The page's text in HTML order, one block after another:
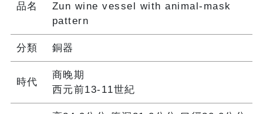
品名
Zun wine vessel with animal-mask
pattern
分類 銅器
時代
商晚期
西元前13-11世紀